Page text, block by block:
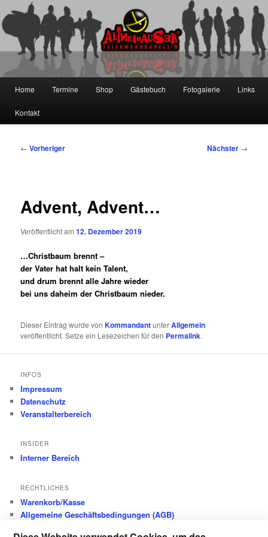
primären
Inhalt
springenDie Altneihauser Feierwehrkapell'n
Home Termine Shop Gästebuch Fotogalerie Links
Kontakt
Beitragsnavigation
← Vorheriger Nächster →
Advent, Advent…
Veröffentlicht am12. Dezember 2019
…Christbaum brennt –
der Vater hat halt kein Talent,
und drum brennt alle Jahre wieder
bei uns daheim der Christbaum nieder.
Dieser Eintrag wurde vonKommandantunterAllgemein
veröffentlicht. Setze ein Lesezeichen für den Permalink.
INFOS
Impressum
Datenschutz
Veranstalterbereich
INSIDER
Interner Bereich
RECHTLICHES
Warenkorb/Kasse
Allgemeine Geschäftsbedingungen (AGB)